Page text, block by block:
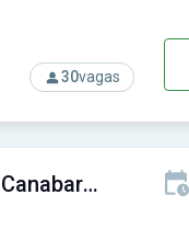
30vagas
Prefeitura de David Canabarro - RS - Prefeitura Municipal de David Canabarro - RS